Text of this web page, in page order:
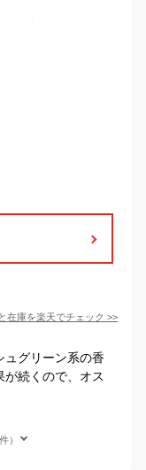
在庫を楽天でチェック >>
ュグリーン系の香
が続くので、オス
）